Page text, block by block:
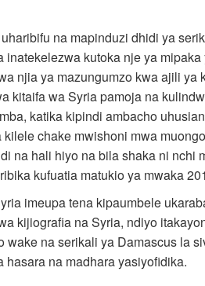
na mapinduzi dhidi ya
inatekelezwa kutoka nje ya
njia ya mazungumzo kwa ajili ya
kitaifa wa Syria pamoja na
katika kipindi ambacho
chake mwishoni mwa
na hali hiyo na bila shaka ni nchi
kufuatia matukio ya mwaka
imeupa tena kipaumbele
kijiografia na Syria, ndiyo
wake na serikali ya Damascus la
na madhara yasiyofidika.